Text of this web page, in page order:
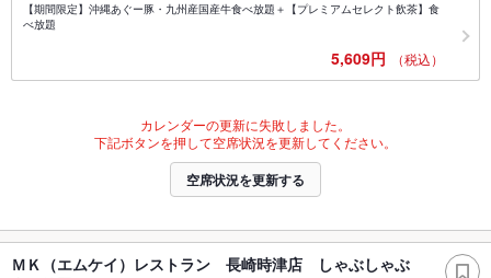
【期間限定】沖縄あぐー豚・九州産国産牛食べ放題＋【プレミアムセレクト飲茶】食
べ放題
5,609円 （税込）
カレンダーの更新に失敗しました。
下記ボタンを押して空席状況を更新してください。
空席状況を更新する
ＭＫ（エムケイ）レストラン 長崎時津店 しゃぶしゃぶ